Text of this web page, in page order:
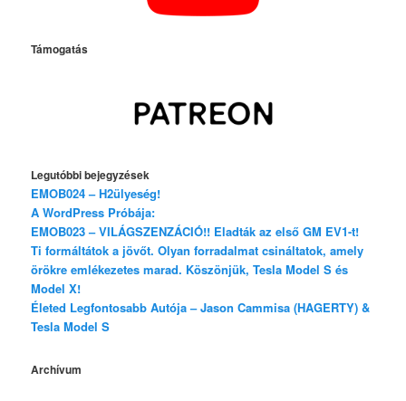
Támogatás
Legutóbbi bejegyzések
EMOB024 – H2ülyeség!
A WordPress Próbája:
EMOB023 – VILÁGSZENZÁCIÓ!! Eladták az első GM EV1-t!
Ti formáltátok a jövőt. Olyan forradalmat csináltatok, amely
örökre emlékezetes marad. Köszönjük, Tesla Model S és
Model X!
Életed Legfontosabb Autója – Jason Cammisa (HAGERTY) &
Tesla Model S
Archívum